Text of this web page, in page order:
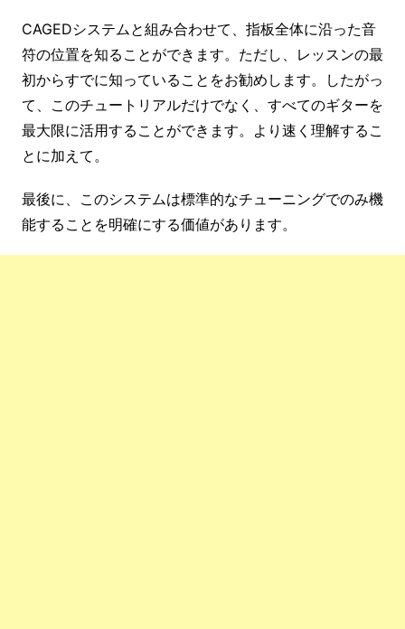
CAGEDシステムと組み合わせて、指板全体に沿った音
符の位置を知ることができます。ただし、レッスンの最
初からすでに知っていることをお勧めします。したがっ
て、このチュートリアルだけでなく、すべてのギターを
最大限に活用することができます。より速く理解するこ
とに加えて。
最後に、このシステムは標準的なチューニングでのみ機
能することを明確にする価値があります。